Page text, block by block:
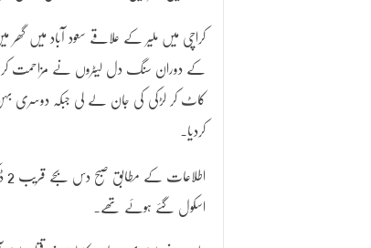
کراچی میں ملیر کے علاقے سعود آباد میں گھر
کے دوران سنگ دل لیٹروں نے مزاحمت
کاٹ کر لڑکی کی جان لے لی جبکہ دوسری
کردیا۔
اسکول گئے ہوئے تھے۔